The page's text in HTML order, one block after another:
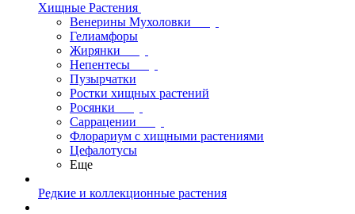
Хищные Растения
Венерины Мухоловки
Гелиамфоры
Жирянки
Непентесы
Пузырчатки
Ростки хищных растений
Росянки
Саррацении
Флорариум с хищными растениями
Цефалотусы
Еще
Редкие и коллекционные растения